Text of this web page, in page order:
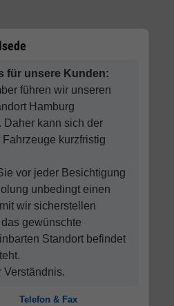
für unsere Kunden:
führen wir unseren
Hamburg
Daher kann sich der
kurzfristig
vor jeder Besichtigung
unbedingt einen
wir sicherstellen
gewünschte
Standort befindet
Verständnis.
Telefon & Fax